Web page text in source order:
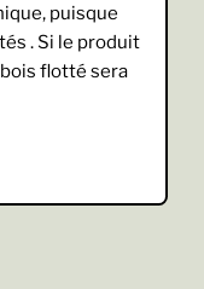
puisque
. Si le produit
flotté sera